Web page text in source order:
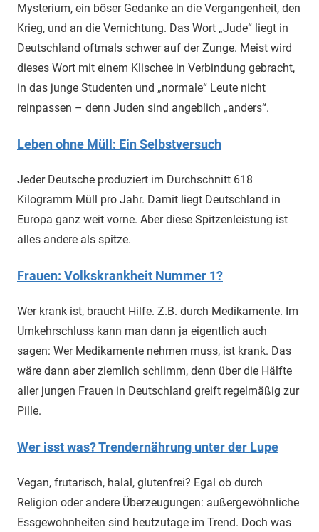
Mysterium, ein böser Gedanke an die Vergangenheit, den
Krieg, und an die Vernichtung. Das Wort „Jude“ liegt in
Deutschland oftmals schwer auf der Zunge. Meist wird
dieses Wort mit einem Klischee in Verbindung gebracht,
in das junge Studenten und „normale“ Leute nicht
reinpassen – denn Juden sind angeblich „anders“.
Leben ohne Müll: Ein Selbstversuch
Jeder Deutsche produziert im Durchschnitt 618
Kilogramm Müll pro Jahr. Damit liegt Deutschland in
Europa ganz weit vorne. Aber diese Spitzenleistung ist
alles andere als spitze.
Frauen: Volkskrankheit Nummer 1?
Wer krank ist, braucht Hilfe. Z.B. durch Medikamente. Im
Umkehrschluss kann man dann ja eigentlich auch
sagen: Wer Medikamente nehmen muss, ist krank. Das
wäre dann aber ziemlich schlimm, denn über die Hälfte
aller jungen Frauen in Deutschland greift regelmäßig zur
Pille.
Wer isst was? Trendernährung unter der Lupe
Vegan, frutarisch, halal, glutenfrei? Egal ob durch
Religion oder andere Überzeugungen: außergewöhnliche
Essgewohnheiten sind heutzutage im Trend. Doch was